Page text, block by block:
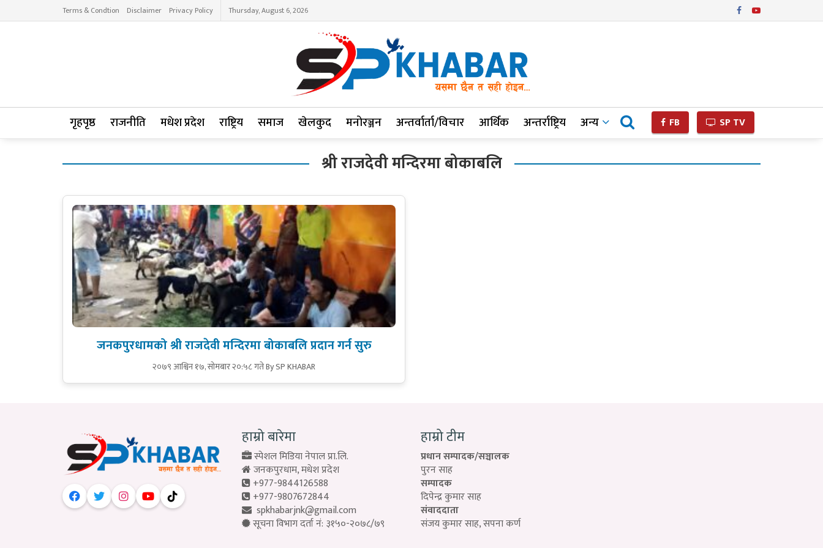
Terms & Condtion Disclaimer Privacy Policy Thursday, August 6, 2026
गृहपृष्ठ राजनीति मधेश प्रदेश राष्ट्रिय समाज खेलकुद मनोरञ्जन अन्तर्वार्ता/विचार आर्थिक अन्तर्राष्ट्रिय अन्य FB SP TV
श्री राजदेवी मन्दिरमा बोकाबलि
जनकपुरधामको श्री राजदेवी मन्दिरमा बोकाबलि प्रदान गर्न सुरु
२०७९ आश्विन १७, सोमबार २०:५८ गतेBy SP KHABAR
हाम्रो बारेमा
स्पेशल मिडिया नेपाल प्रा.लि.
जनकपुरधाम, मधेश प्रदेश
+977-9844126588
+977-9807672844
spkhabarjnk@gmail.com
सूचना विभाग दर्ता नं: ३१५०-२०७८/७९
हाम्रो टीम
प्रधान सम्पादक/सञ्चालक
पुरन साह
सम्पादक
दिपेन्द्र कुमार साह
संवाददाता
संजय कुमार साह, सपना कर्ण